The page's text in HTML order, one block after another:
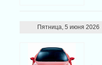
Пятница, 5 июня 2026